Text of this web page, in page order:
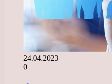
24.04.2023
0